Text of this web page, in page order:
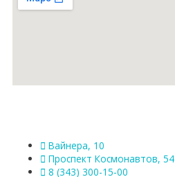
Вайнера, 10
Проспект Космонавтов, 54
8 (343) 300-15-00